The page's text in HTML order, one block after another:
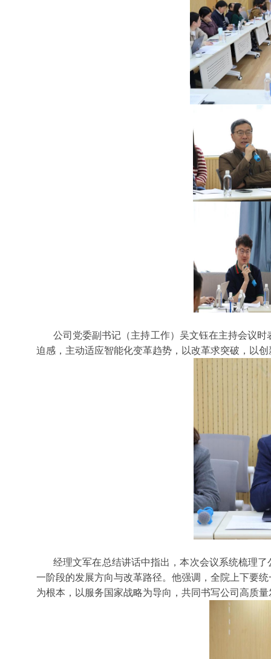
公司党委副书记（主持工作）吴文钰在主持会议时
迫感，主动适应智能化变革趋势，以改革求突破，以
经理文军在总结讲话中指出，本次会议系统梳理
一阶段的发展方向与改革路径。他强调，全院上下要
为根本，以服务国家战略为导向，共同书写公司高质